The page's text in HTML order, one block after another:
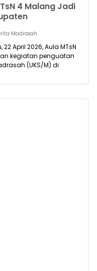
4 Malang Jadi
Madrasah
April 2026, Aula MTsN
kegiatan penguatan
(UKS/M) di